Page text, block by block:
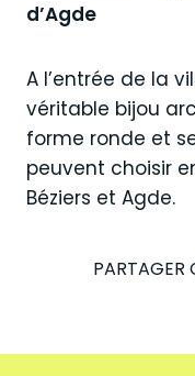
d’Agde
A l’entrée de la
véritable bijou
forme ronde et
peuvent choisir
Béziers et Agde.
PARTAGER